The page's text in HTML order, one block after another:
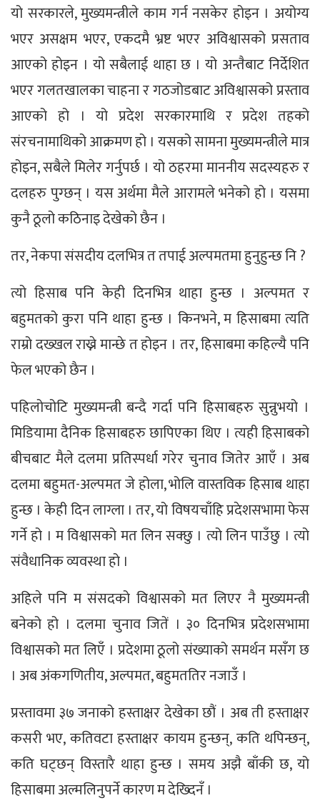
यो सरकारले, मुख्यमन्त्रीले काम गर्न नसकेर होइन । अयोग्य
भएर असक्षम भएर, एकदमै भ्रष्ट भएर अविश्वासको प्रसताव
आएको होइन । यो सबैलाई थाहा छ । यो अन्तैबाट निर्देशित
भएर गलतखालका चाहना र गठजोडबाट अविश्वासको प्रस्ताव
आएको हो । यो प्रदेश सरकारमाथि र प्रदेश तहको
संरचनामाथिको आक्रमण हो । यसको सामना मुख्यमन्त्रीले मात्र
होइन, सबैले मिलेर गर्नुपर्छ । यो ठहरमा माननीय सदस्यहरु र
दलहरु पुग्छन् । यस अर्थमा मैले आरामले भनेको हो । यसमा
कुनै ठूलो कठिनाइ देखेको छैन ।
तर, नेकपा संसदीय दलभित्र त तपाई अल्पमतमा हुनुहुन्छ नि ?
त्यो हिसाब पनि केही दिनभित्र थाहा हुन्छ । अल्पमत र
बहुमतको कुरा पनि थाहा हुन्छ । किनभने, म हिसाबमा त्यति
राम्रो दख्खल राख्ने मान्छे त होइन । तर, हिसाबमा कहिल्यै पनि
फेल भएको छैन ।
पहिलोचोटि मुख्यमन्त्री बन्दै गर्दा पनि हिसाबहरु सुन्नुभयो ।
मिडियामा दैनिक हिसाबहरु छापिएका थिए । त्यही हिसाबको
बीचबाट मैले दलमा प्रतिस्पर्धा गरेर चुनाव जितेर आएँ । अब
दलमा बहुमत-अल्पमत जे होला, भोलि वास्तविक हिसाब थाहा
हुन्छ । केही दिन लाग्ला । तर, यो विषयचाँहि प्रदेशसभामा फेस
गर्ने हो । म विश्वासको मत लिन सक्छु । त्यो लिन पाउँछु । त्यो
संवैधानिक व्यवस्था हो ।
अहिले पनि म संसदको विश्वासको मत लिएर नै मुख्यमन्त्री
बनेको हो । दलमा चुनाव जितें । ३० दिनभित्र प्रदेशसभामा
विश्वासको मत लिएँ । प्रदेशमा ठूलो संख्याको समर्थन मसँग छ
। अब अंकगणितीय, अल्पमत, बहुमततिर नजाउँ ।
प्रस्तावमा ३७ जनाको हस्ताक्षर देखेका छौं । अब ती हस्ताक्षर
कसरी भए, कतिवटा हस्ताक्षर कायम हुन्छन्, कति थपिन्छन्,
कति घट्छन् विस्तारै थाहा हुन्छ । समय अझै बाँकी छ, यो
हिसाबमा अल्मलिनुपर्ने कारण म देख्दिनँ ।